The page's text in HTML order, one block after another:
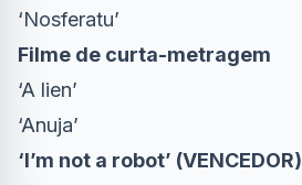
‘Nosferatu’
Filme de curta-metragem
‘A lien’
‘Anuja’
‘I’m not a robot’ (VENCEDOR)